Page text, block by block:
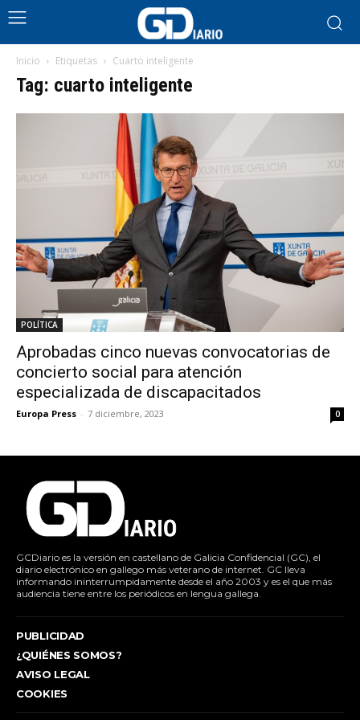
Inicio Etiquetas Cuarto inteligente
Tag: cuarto inteligente
POLÍTICA
Aprobadas cinco nuevas convocatorias de
concierto social para atención
especializada de discapacitados
Europa Press - 7 diciembre, 2023 0
GCDiario es la versión en castellano de Galicia Confidencial (GC), el
diario electrónico en gallego más veterano de internet. GC lleva
informando ininterrumpidamente desde el año 2003 y es el que más
audiencia tiene entre los periódicos en lengua gallega.
PUBLICIDAD
¿QUIÉNES SOMOS?
AVISO LEGAL
COOKIES